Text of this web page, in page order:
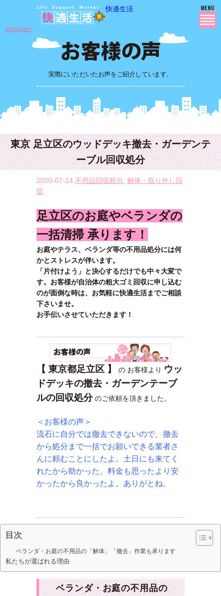
快適生活
実際にいただいたお声をご紹介しています。
»Google+
東京 足立区のウッドデッキ撤去・ガーデンテ
ーブル回収処分
2020-07-14 不用品回収処分 解体・取り外し回
収
足立区のお庭やベランダの
一括清掃 承ります！
お庭やテラス、ベランダ等の不用品処分には何
かとストレスが伴います。
「片付けよう」と決心するだけでも中々大変で
す。お客様が自治体の粗大ゴミ回収に申し込む
のが面倒な時は、お気軽に快適生活までご相談
下さいませ。
お手伝いさせていただきます！
【 東京都足立区 】 の お客様より ウッ
ドデッキの撤去・ガーデンテーブ
ルの回収処分のご依頼を頂きました。
＜お客様の声＞
流石に自分では撤去できないので、撤去
から処分まで一括でお願いできる業者さ
んに頼むことにしたよ。土日にも来てく
れたから助かった。料金も思ったより安
かったから良かったよ。ありがとね。
目次
ベランダ・お庭の不用品の「解体」「撤去」作業も承ります
私たちが選ばれる理由
ベランダ・お庭の不用品の